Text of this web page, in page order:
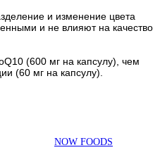
и изменение цвета
и не влияют на качество
(600 мг на капсулу), чем
(60 мг на капсулу).
NOW FOODS